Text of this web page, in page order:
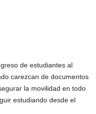
de estudiantes al
carezcan de documentos
la movilidad en todo
estudiando desde el